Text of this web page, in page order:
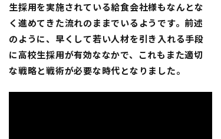
生採用を実施されている給食会社様もなんとな
く進めてきた流れのままでいるようです。前述
のように、早くして若い人材を引き入れる手段
に高校生採用が有効ななかで、これもまた適切
な戦略と戦術が必要な時代となりました。